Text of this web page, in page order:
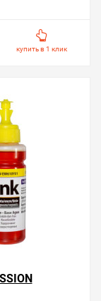
купить в 1 клик